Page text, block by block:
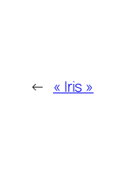
← « Iris »